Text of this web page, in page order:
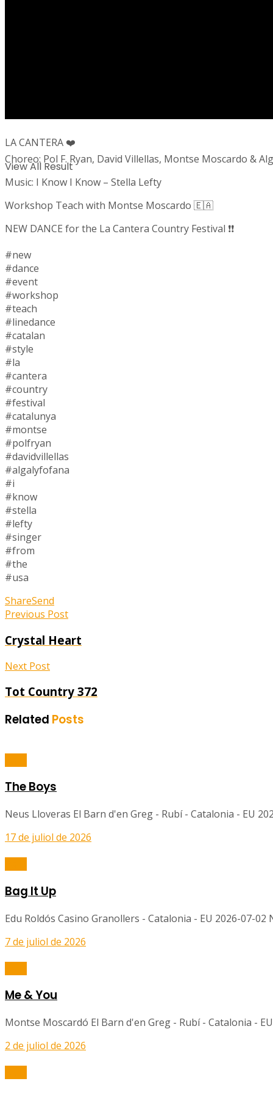
View All Result
LA CANTERA ❤️
Choreo: Pol F. Ryan, David Villellas, Montse Moscardo &
Music: I Know I Know – Stella Lefty
Workshop Teach with Montse Moscardo 🇪🇦
NEW DANCE for the La Cantera Country Festival ❗️❗️
#new
#dance
#event
#workshop
#teach
#linedance
#catalan
#style
#la
#cantera
#country
#festival
#catalunya
#montse
#polfryan
#davidvillellas
#algalyfofana
#i
#know
#stella
#lefty
#singer
#from
#the
#usa
ShareSend
Previous Post
Crystal Heart
Next Post
Tot Country 372
Related Posts
The Boys
Neus Lloveras El Barn d'en Greg - Rubí - Catalonia - EU
17 de juliol de 2026
Bag It Up
Edu Roldós Casino Granollers - Catalonia - EU 2026-07-
7 de juliol de 2026
Me & You
Montse Moscardó El Barn d'en Greg - Rubí - Catalonia -
2 de juliol de 2026